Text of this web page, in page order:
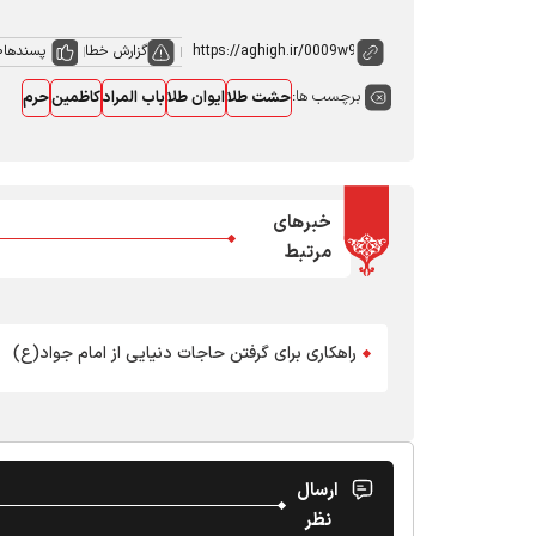
گزارش خطا پسندها
برچسب ها:حشت طلاایوان طلاباب المرادکاظمینحرم
خبرهای
مرتبط
راهکاری برای گرفتن حاجات دنیایی از امام جواد(ع)
ارسال
نظر